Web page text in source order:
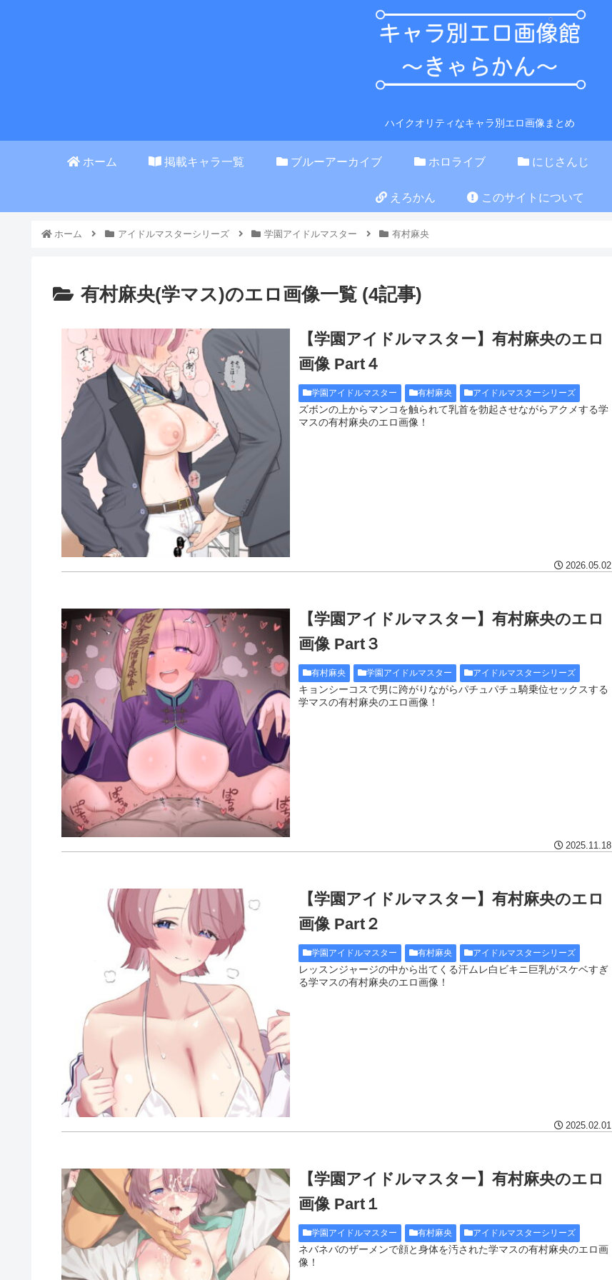
ハイクオリティなキャラ別エロ画像まとめ
ホーム 掲載キャラ一覧 ブルーアーカイブ ホロライブ にじさんじ
えろかん このサイトについて
ホーム アイドルマスターシリーズ 学園アイドルマスター 有村麻央
有村麻央(学マス)のエロ画像一覧 (4記事)
【学園アイドルマスター】有村麻央のエロ
画像 Part４
学園アイドルマスター 有村麻央 アイドルマスターシリーズ
ズボンの上からマンコを触られて乳首を勃起させながらアクメする学
マスの有村麻央のエロ画像！
2026.05.02
【学園アイドルマスター】有村麻央のエロ
画像 Part３
有村麻央 学園アイドルマスター アイドルマスターシリーズ
キョンシーコスで男に跨がりながらパチュパチュ騎乗位セックスする
学マスの有村麻央のエロ画像！
2025.11.18
【学園アイドルマスター】有村麻央のエロ
画像 Part２
学園アイドルマスター 有村麻央 アイドルマスターシリーズ
レッスンジャージの中から出てくる汗ムレ白ビキニ巨乳がスケベすぎ
る学マスの有村麻央のエロ画像！
2025.02.01
【学園アイドルマスター】有村麻央のエロ
画像 Part１
学園アイドルマスター 有村麻央 アイドルマスターシリーズ
ネバネバのザーメンで顔と身体を汚された学マスの有村麻央のエロ画
像！